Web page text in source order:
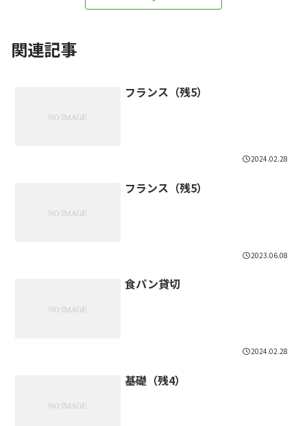
関連記事
フランス（残5）
2024.02.28
フランス（残5）
2023.06.08
食パン貸切
2024.02.28
基礎（残4）